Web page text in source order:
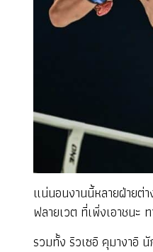
แน่นอนงานนี้หลายฝ่ายต่
ฟลายเวต ที่เพิ่งเอาชนะ
รวมทั้ง ริวเซอิ คุมางาอิ